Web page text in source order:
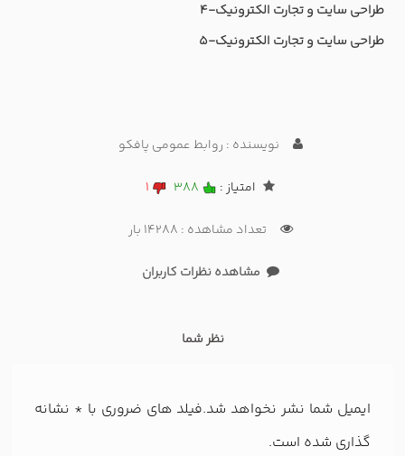
طراحی سایت و تجارت الکترونیک-4
طراحی سایت و تجارت الکترونیک-5
نویسنده : روابط عمومی پافکو
امتیاز : 388
1
تعداد مشاهده : 14288 بار
مشاهده نظرات کاربران
نظر شما
ایمیل شما نشر نخواهد شد.فیلد های ضروری با * نشانه
گذاری شده است.